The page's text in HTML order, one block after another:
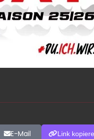
E-Mail Link